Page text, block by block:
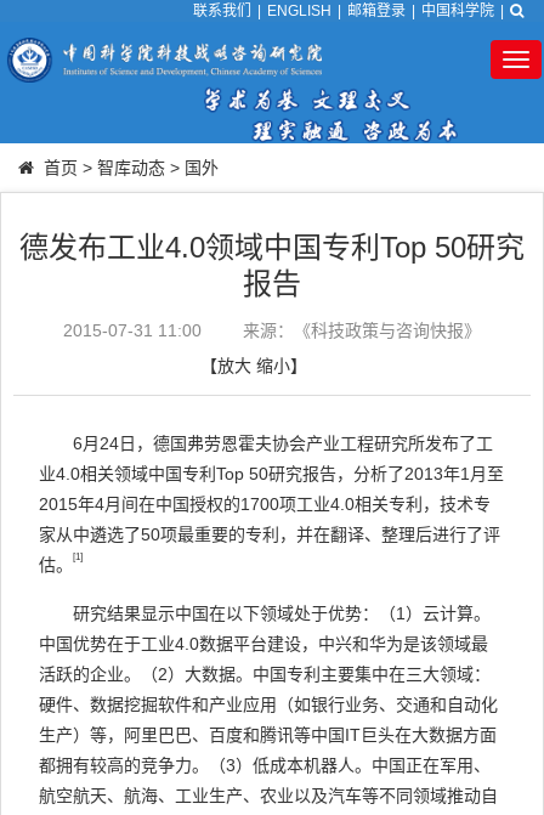
联系我们 ENGLISH 邮箱登录 中国科学院
首页 > 智库动态 > 国外
德发布工业4.0领域中国专利Top 50研究
报告
2015-07-31 11:00
来源：《科技政策与咨询快报》
【放大 缩小】
6月24日，德国弗劳恩霍夫协会产业工程研究所发布了工
业4.0相关领域中国专利Top 50研究报告，分析了2013年1月至
2015年4月间在中国授权的1700项工业4.0相关专利，技术专
家从中遴选了50项最重要的专利，并在翻译、整理后进行了评
估。[1]
研究结果显示中国在以下领域处于优势：（1）云计算。
中国优势在于工业4.0数据平台建设，中兴和华为是该领域最
活跃的企业。（2）大数据。中国专利主要集中在三大领域：
硬件、数据挖掘软件和产业应用（如银行业务、交通和自动化
生产）等，阿里巴巴、百度和腾讯等中国IT巨头在大数据方面
都拥有较高的竞争力。（3）低成本机器人。中国正在军用、
航空航天、航海、工业生产、农业以及汽车等不同领域推动自